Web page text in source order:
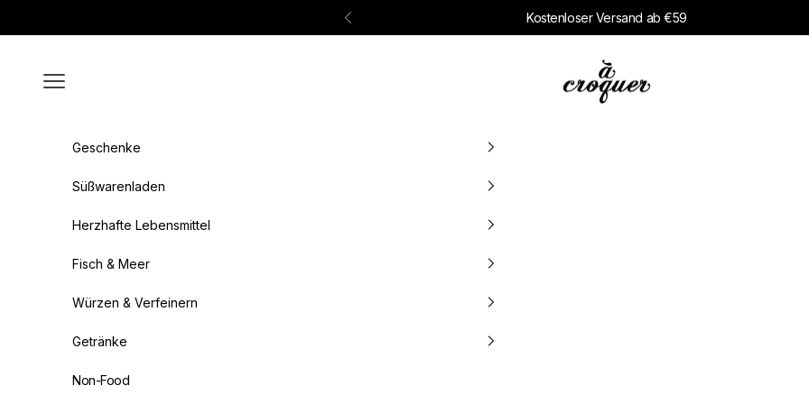
Zurück Kostenloser Versand ab €59
à croquer
Menü
Geschenke
Süßwarenladen
Herzhafte Lebensmittel
Fisch & Meer
Würzen & Verfeinern
Getränke
Non-Food